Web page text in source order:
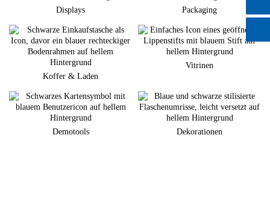
Displays Packaging
Koffer & Laden
Vitrinen
Demotools Dekorationen